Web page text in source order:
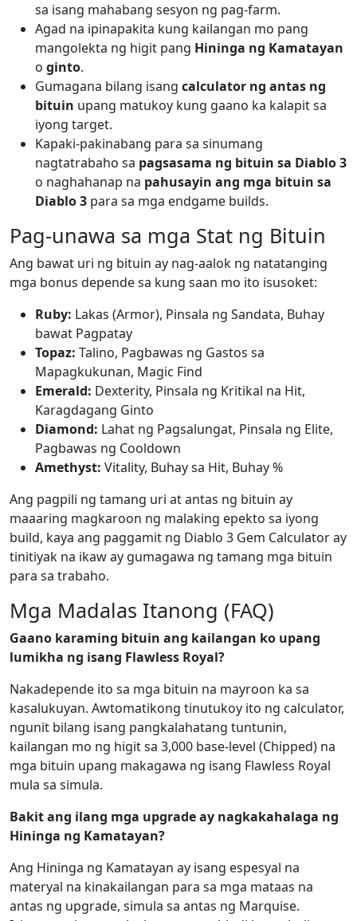
sa isang mahabang sesyon ng pag-farm.
Agad na ipinapakita kung kailangan mo pang
mangolekta ng higit pang Hininga ng Kamatayan
o ginto.
Gumagana bilang isang calculator ng antas ng
bituin upang matukoy kung gaano ka kalapit sa
iyong target.
Kapaki-pakinabang para sa sinumang
nagtatrabaho sa pagsasama ng bituin sa Diablo 3
o naghahanap na pahusayin ang mga bituin sa
Diablo 3 para sa mga endgame builds.
Pag-unawa sa mga Stat ng Bituin
Ang bawat uri ng bituin ay nag-aalok ng natatanging
mga bonus depende sa kung saan mo ito isusoket:
Ruby: Lakas (Armor), Pinsala ng Sandata, Buhay
bawat Pagpatay
Topaz: Talino, Pagbawas ng Gastos sa
Mapagkukunan, Magic Find
Emerald: Dexterity, Pinsala ng Kritikal na Hit,
Karagdagang Ginto
Diamond: Lahat ng Pagsalungat, Pinsala ng Elite,
Pagbawas ng Cooldown
Amethyst: Vitality, Buhay sa Hit, Buhay %
Ang pagpili ng tamang uri at antas ng bituin ay
maaaring magkaroon ng malaking epekto sa iyong
build, kaya ang paggamit ng Diablo 3 Gem Calculator ay
tinitiyak na ikaw ay gumagawa ng tamang mga bituin
para sa trabaho.
Mga Madalas Itanong (FAQ)
Gaano karaming bituin ang kailangan ko upang
lumikha ng isang Flawless Royal?
Nakadepende ito sa mga bituin na mayroon ka sa
kasalukuyan. Awtomatikong tinutukoy ito ng calculator,
ngunit bilang isang pangkalahatang tuntunin,
kailangan mo ng higit sa 3,000 base-level (Chipped) na
mga bituin upang makagawa ng isang Flawless Royal
mula sa simula.
Bakit ang ilang mga upgrade ay nagkakahalaga ng
Hininga ng Kamatayan?
Ang Hininga ng Kamatayan ay isang espesyal na
materyal na kinakailangan para sa mga mataas na
antas ng upgrade, simula sa antas ng Marquise.